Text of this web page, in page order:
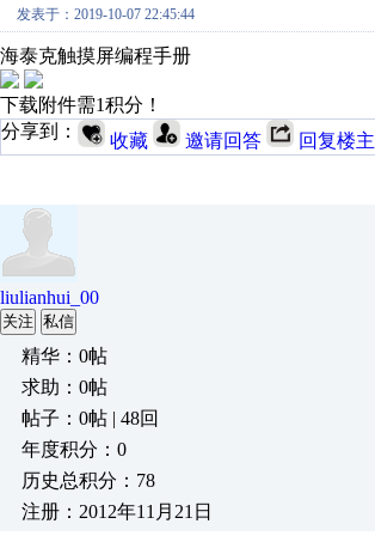
发表于：2019-10-07 22:45:44
海泰克触摸屏编程手册
下载附件需1积分！
分享到：
收藏 邀请回答 回复楼主
liulianhui_00
关注 私信
精华：0帖
求助：0帖
帖子：0帖 | 48回
年度积分：0
历史总积分：78
注册：2012年11月21日